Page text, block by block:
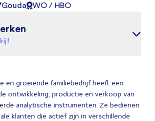
Gouda WO / HBO
en groeiende familiebedrijf heeft een
ontwikkeling, productie en verkoop van
analytische instrumenten. Ze bedienen
klanten die actief zijn in verschillende